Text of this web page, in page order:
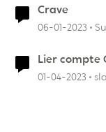
Crave
06-01-2023
Lier compte
01-04-2023